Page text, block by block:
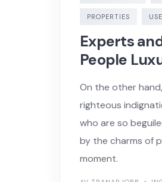
PROPERTIES
Experts
People
On the other
righteous
who are so
by the charms of
moment.